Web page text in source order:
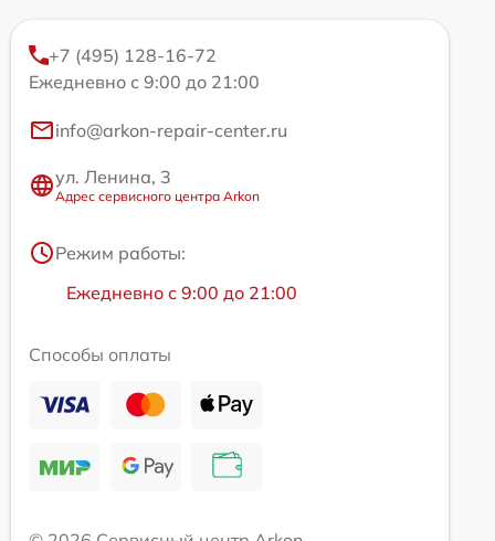
+7 (495) 128-16-72
Ежедневно с 9:00 до 21:00
info@arkon-repair-center.ru
ул. Ленина, 3
Адрес сервисного центра Arkon
Режим работы:
Ежедневно с 9:00 до 21:00
Способы оплаты